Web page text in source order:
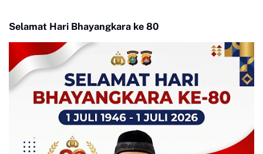
Selamat Hari Bhayangkara ke 80